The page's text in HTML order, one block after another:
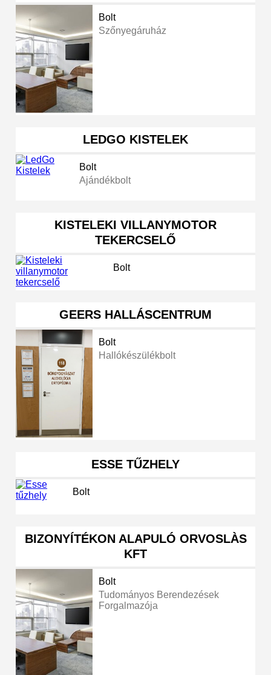
Bolt
Szőnyegáruház
LEDGO KISTELEK
Bolt
Ajándékbolt
KISTELEKI VILLANYMOTOR
TEKERCSELŐ
Bolt
GEERS HALLÁSCENTRUM
Bolt
Hallókészülékbolt
ESSE TŰZHELY
Bolt
BIZONYÍTÉKON ALAPULÓ ORVOSLÀS
KFT
Bolt
Tudományos Berendezések
Forgalmazója